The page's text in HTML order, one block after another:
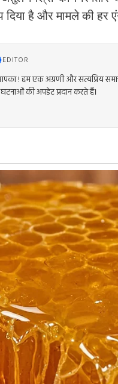
दिया है और मामले की
EDITOR
! हम एक अग्रणी और सत्यप्रिय
की अपडेट प्रदान करते हैं।